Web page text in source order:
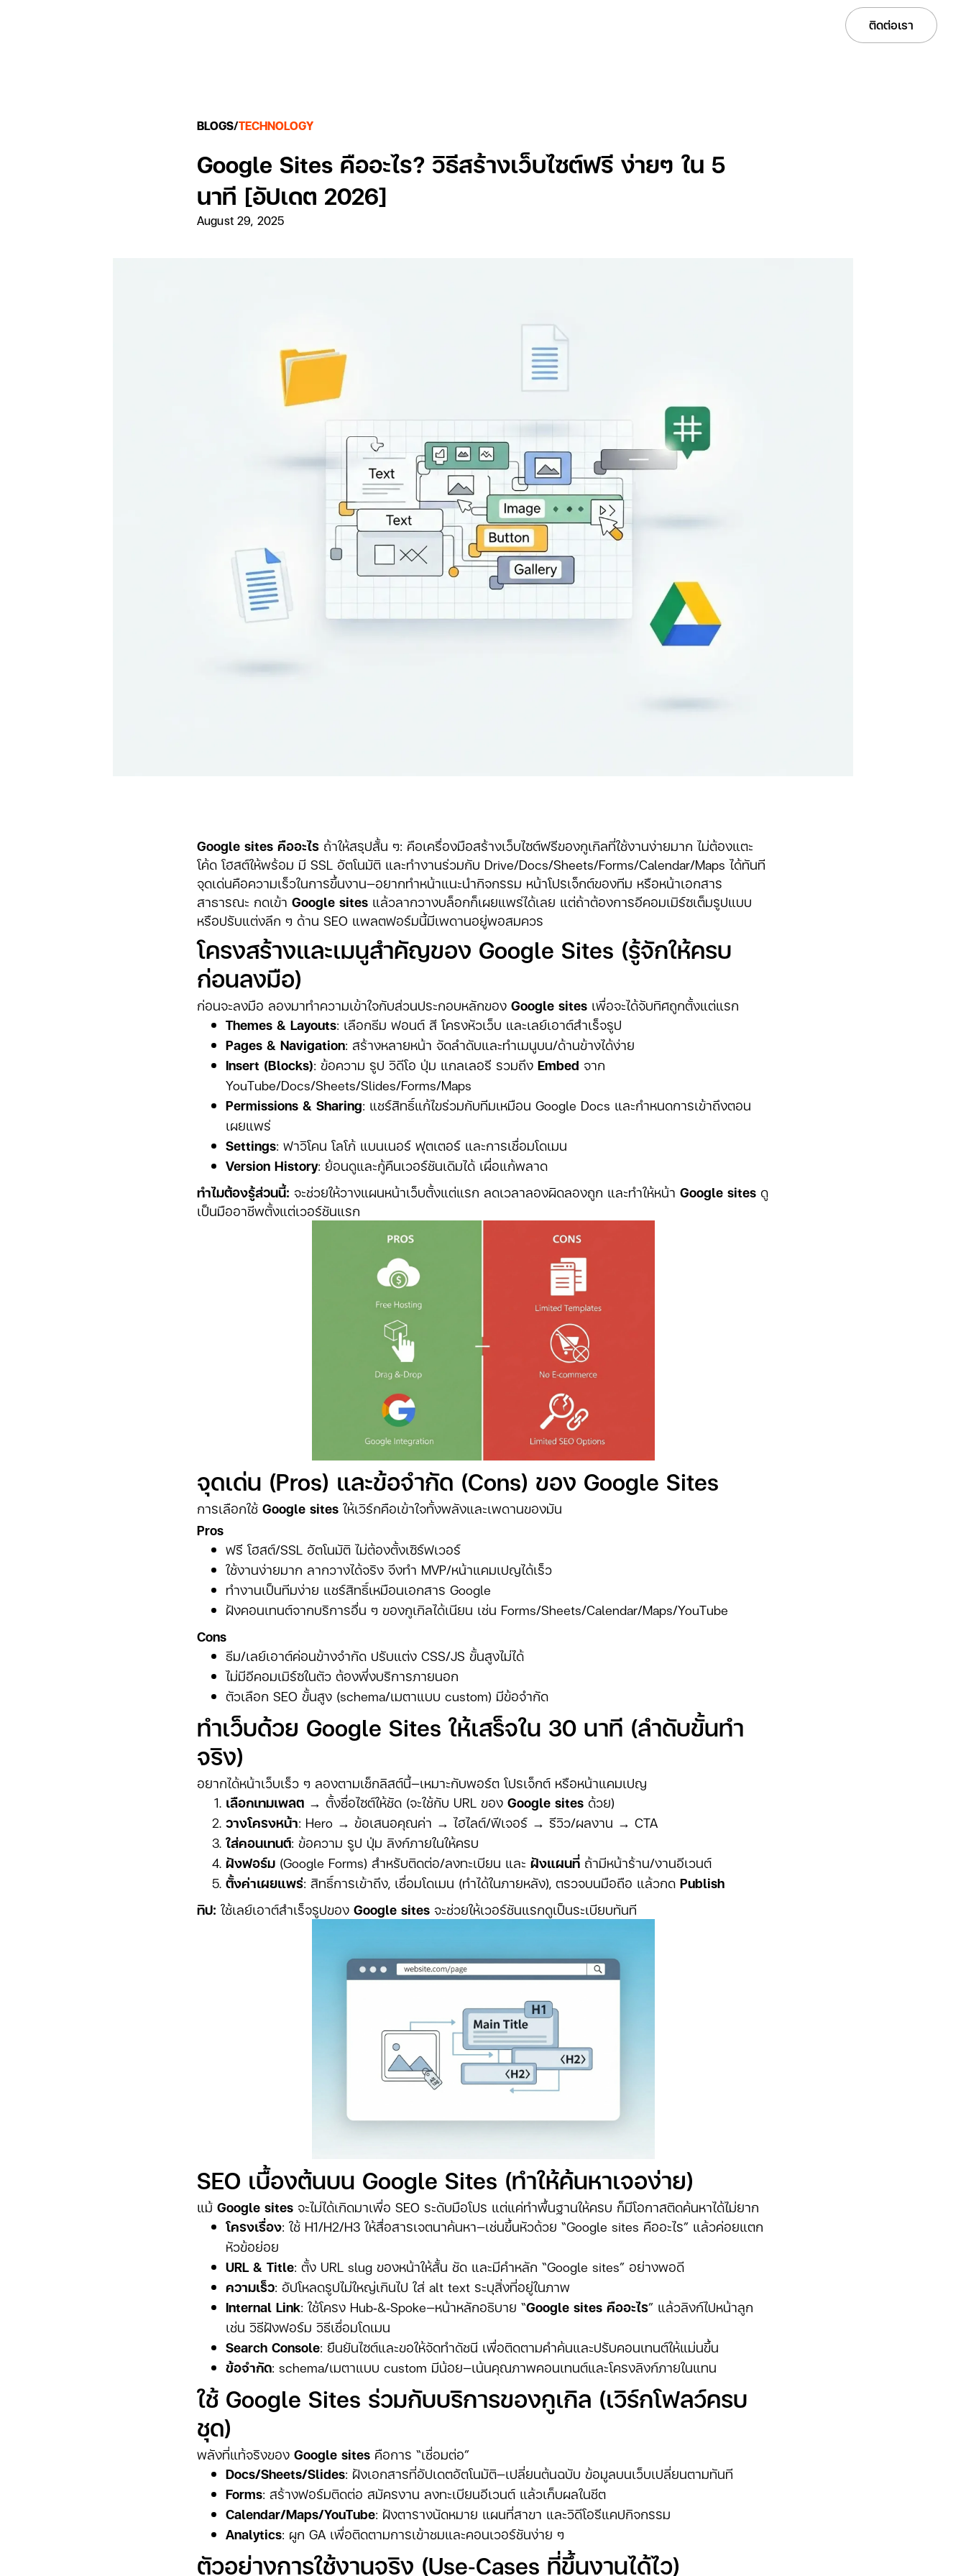
ติดต่อเรา
BLOGS/TECHNOLOGY
Google Sites คืออะไร? วิธีสร้างเว็บไซต์ฟรี ง่ายๆ ใน 5
นาที [อัปเดต 2026]
August 29, 2025
Google sites คืออะไร ถ้าให้สรุปสั้น ๆ: คือเครื่องมือสร้างเว็บไซต์ฟรีของกูเกิลที่ใช้งานง่ายมาก ไม่ต้องแตะ
โค้ด โฮสต์ให้พร้อม มี SSL อัตโนมัติ และทำงานร่วมกับ Drive/Docs/Sheets/Forms/Calendar/Maps ได้ทันที
จุดเด่นคือความเร็วในการขึ้นงาน—อยากทำหน้าแนะนำกิจกรรม หน้าโปรเจ็กต์ของทีม หรือหน้าเอกสาร
สาธารณะ กดเข้า Google sites แล้วลากวางบล็อกก็เผยแพร่ได้เลย แต่ถ้าต้องการอีคอมเมิร์ซเต็มรูปแบบ
หรือปรับแต่งลึก ๆ ด้าน SEO แพลตฟอร์มนี้มีเพดานอยู่พอสมควร
โครงสร้างและเมนูสำคัญของ Google Sites (รู้จักให้ครบ
ก่อนลงมือ)
ก่อนจะลงมือ ลองมาทำความเข้าใจกับส่วนประกอบหลักของ Google sites เพื่อจะได้จับทิศถูกตั้งแต่แรก
Themes & Layouts: เลือกธีม ฟอนต์ สี โครงหัวเว็บ และเลย์เอาต์สำเร็จรูป
Pages & Navigation: สร้างหลายหน้า จัดลำดับและทำเมนูบน/ด้านข้างได้ง่าย
Insert (Blocks): ข้อความ รูป วิดีโอ ปุ่ม แกลเลอรี รวมถึง Embed จาก
YouTube/Docs/Sheets/Slides/Forms/Maps
Permissions & Sharing: แชร์สิทธิ์แก้ไขร่วมกับทีมเหมือน Google Docs และกำหนดการเข้าถึงตอน
เผยแพร่
Settings: ฟาวิโคน โลโก้ แบนเนอร์ ฟุตเตอร์ และการเชื่อมโดเมน
Version History: ย้อนดูและกู้คืนเวอร์ชันเดิมได้ เผื่อแก้พลาด
ทำไมต้องรู้ส่วนนี้: จะช่วยให้วางแผนหน้าเว็บตั้งแต่แรก ลดเวลาลองผิดลองถูก และทำให้หน้า Google sites ดู
เป็นมืออาชีพตั้งแต่เวอร์ชันแรก
จุดเด่น (Pros) และข้อจำกัด (Cons) ของ Google Sites
การเลือกใช้ Google sites ให้เวิร์กคือเข้าใจทั้งพลังและเพดานของมัน
Pros
ฟรี โฮสต์/SSL อัตโนมัติ ไม่ต้องตั้งเซิร์ฟเวอร์
ใช้งานง่ายมาก ลากวางได้จริง จึงทำ MVP/หน้าแคมเปญได้เร็ว
ทำงานเป็นทีมง่าย แชร์สิทธิ์เหมือนเอกสาร Google
ฝังคอนเทนต์จากบริการอื่น ๆ ของกูเกิลได้เนียน เช่น Forms/Sheets/Calendar/Maps/YouTube
Cons
ธีม/เลย์เอาต์ค่อนข้างจำกัด ปรับแต่ง CSS/JS ขั้นสูงไม่ได้
ไม่มีอีคอมเมิร์ซในตัว ต้องพึ่งบริการภายนอก
ตัวเลือก SEO ขั้นสูง (schema/เมตาแบบ custom) มีข้อจำกัด
ทำเว็บด้วย Google Sites ให้เสร็จใน 30 นาที (ลำดับขั้นทำ
จริง)
อยากได้หน้าเว็บเร็ว ๆ ลองตามเช็กลิสต์นี้—เหมาะกับพอร์ต โปรเจ็กต์ หรือหน้าแคมเปญ
เลือกเทมเพลต → ตั้งชื่อไซต์ให้ชัด (จะใช้กับ URL ของ Google sites ด้วย)
วางโครงหน้า: Hero → ข้อเสนอคุณค่า → ไฮไลต์/ฟีเจอร์ → รีวิว/ผลงาน → CTA
ใส่คอนเทนต์: ข้อความ รูป ปุ่ม ลิงก์ภายในให้ครบ
ฝังฟอร์ม (Google Forms) สำหรับติดต่อ/ลงทะเบียน และ ฝังแผนที่ ถ้ามีหน้าร้าน/งานอีเวนต์
ตั้งค่าเผยแพร่: สิทธิ์การเข้าถึง, เชื่อมโดเมน (ทำได้ในภายหลัง), ตรวจบนมือถือ แล้วกด Publish
ทิป: ใช้เลย์เอาต์สำเร็จรูปของ Google sites จะช่วยให้เวอร์ชันแรกดูเป็นระเบียบทันที
SEO เบื้องต้นบน Google Sites (ทำให้ค้นหาเจอง่าย)
แม้ Google sites จะไม่ได้เกิดมาเพื่อ SEO ระดับมือโปร แต่แค่ทำพื้นฐานให้ครบ ก็มีโอกาสติดค้นหาได้ไม่ยาก
โครงเรื่อง: ใช้ H1/H2/H3 ให้สื่อสารเจตนาค้นหา—เช่นขึ้นหัวด้วย “Google sites คืออะไร” แล้วค่อยแตก
หัวข้อย่อย
URL & Title: ตั้ง URL slug ของหน้าให้สั้น ชัด และมีคำหลัก “Google sites” อย่างพอดี
ความเร็ว: อัปโหลดรูปไม่ใหญ่เกินไป ใส่ alt text ระบุสิ่งที่อยู่ในภาพ
Internal Link: ใช้โครง Hub‑&‑Spoke—หน้าหลักอธิบาย “Google sites คืออะไร” แล้วลิงก์ไปหน้าลูก
เช่น วิธีฝังฟอร์ม วิธีเชื่อมโดเมน
Search Console: ยืนยันไซต์และขอให้จัดทำดัชนี เพื่อติดตามคำค้นและปรับคอนเทนต์ให้แม่นขึ้น
ข้อจำกัด: schema/เมตาแบบ custom มีน้อย—เน้นคุณภาพคอนเทนต์และโครงลิงก์ภายในแทน
ใช้ Google Sites ร่วมกับบริการของกูเกิล (เวิร์กโฟลว์ครบ
ชุด)
พลังที่แท้จริงของ Google sites คือการ “เชื่อมต่อ”
Docs/Sheets/Slides: ฝังเอกสารที่อัปเดตอัตโนมัติ—เปลี่ยนต้นฉบับ ข้อมูลบนเว็บเปลี่ยนตามทันที
Forms: สร้างฟอร์มติดต่อ สมัครงาน ลงทะเบียนอีเวนต์ แล้วเก็บผลในชีต
Calendar/Maps/YouTube: ฝังตารางนัดหมาย แผนที่สาขา และวิดีโอรีแคปกิจกรรม
Analytics: ผูก GA เพื่อติดตามการเข้าชมและคอนเวอร์ชันง่าย ๆ
ตัวอย่างการใช้งานจริง (Use‑cases ที่ขึ้นงานได้ไว)